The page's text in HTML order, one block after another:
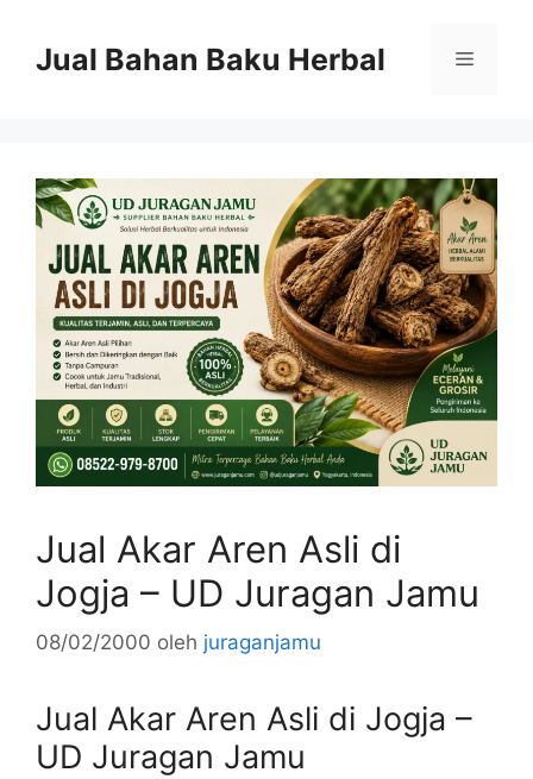
Jual Bahan Baku Herbal Menu
Jual Akar Aren Asli di
Jogja – UD Juragan Jamu
08/02/2000 oleh juraganjamu
Jual Akar Aren Asli di Jogja –
UD Juragan Jamu